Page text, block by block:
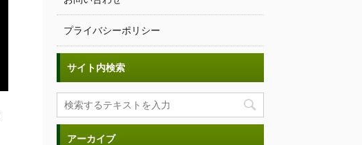
プライバシーポリシー
サイト内検索
アーカイブ